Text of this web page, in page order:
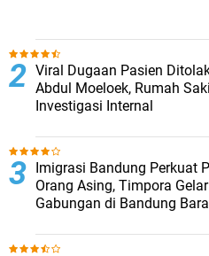
Viral Dugaan Pasien
Abdul Moeloek, Rumah
Investigasi Internal
Imigrasi Bandung Perkuat
Orang Asing, Timpora
Gabungan di Bandung